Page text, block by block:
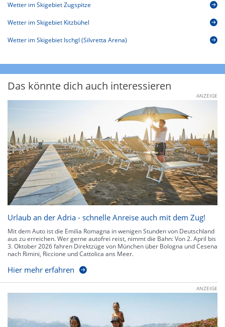
Wetter im Skigebiet Zugspitze
Wetter im Skigebiet Kitzbühel
Wetter im Skigebiet Ischgl (Silvretta Arena)
Das könnte dich auch interessieren
ANZEIGE
Urlaub an der Adria - schnelle Anreise auch mit dem Zug!
Mit dem Auto ist die Emilia Romagna in wenigen Stunden von Deutschland
aus zu erreichen. Wer gerne autofrei reist, nimmt die Bahn: Von 2. April bis
3. Oktober 2026 fahren Direktzüge von München über Bologna und Cesena
nach Rimini, Riccione und Cattolica ans Meer.
Hier mehr erfahren
ANZEIGE